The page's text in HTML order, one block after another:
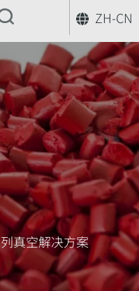
ZH-CN
真空解决方案